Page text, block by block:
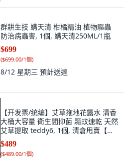
群耕生技 螨天清 柑橘精油 植物驅蟲
防治病蟲害, 1個, 螨天清250ML/1瓶
$699
($699.00/1個)
8/12 星期三 預計送達
【开发票/统编】艾草拖地花露水 清香
大桶大容量 衛生間抑菌 驅蚊速乾 天然
艾草提取 teddy6, 1個, 清倉甩賣【超
濃縮拖地水】截止今晚,清倉甩賣:5斤
【抑菌驅蚊/速幹配方】
$489
($489.00/1個)